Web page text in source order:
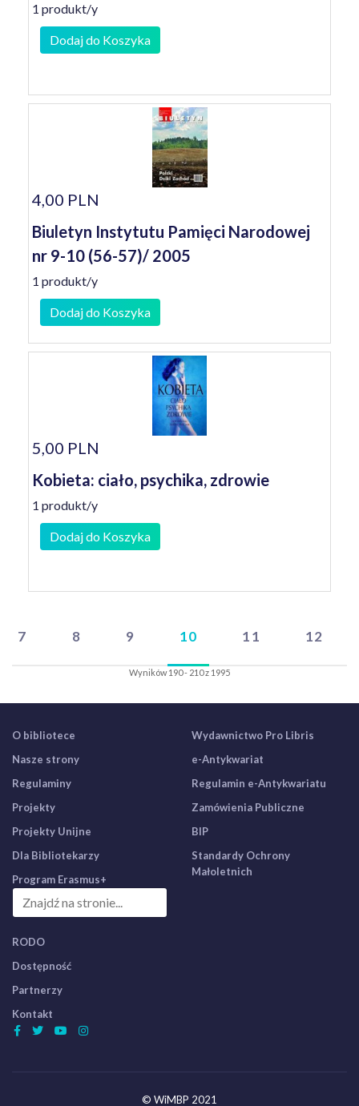
1 produkt/y
Dodaj do Koszyka
4,00 PLN
Biuletyn Instytutu Pamięci Narodowej
nr 9-10 (56-57)/ 2005
1 produkt/y
Dodaj do Koszyka
5,00 PLN
Kobieta: ciało, psychika, zdrowie
1 produkt/y
Dodaj do Koszyka
7 8 9 10 11 12
Wyników 190 - 210 z 1995
O bibliotece
Nasze strony
Regulaminy
Projekty
Projekty Unijne
Dla Bibliotekarzy
Program Erasmus+
Wydawnictwo Pro Libris
e-Antykwariat
Regulamin e-Antykwariatu
Zamówienia Publiczne
BIP
Standardy Ochrony
Małoletnich
RODO
Dostępność
Partnerzy
Kontakt
© WiMBP 2021